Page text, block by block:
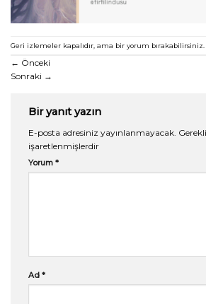
Geri izlemeler kapalıdır, ama bir yorum bırakabilirsiniz.
← Önceki
Sonraki →
Bir yanıt yazın
E-posta adresiniz yayınlanmayacak.
işaretlenmişlerdir
Yorum *
Ad *